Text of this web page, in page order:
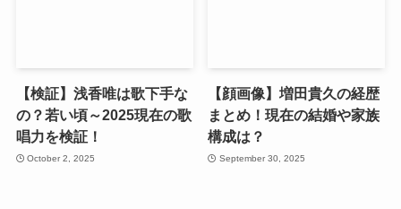
【検証】浅香唯は歌下手な
の？若い頃～2025現在の歌
唱力を検証！
October 2, 2025
【顔画像】増田貴久の経歴
まとめ！現在の結婚や家族
構成は？
September 30, 2025